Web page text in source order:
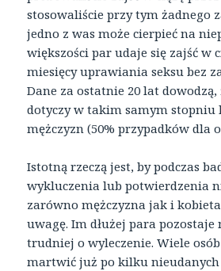
stosowaliście przy tym żadnego
jedno z was może cierpieć na
większości par udaje się zajść w
miesięcy uprawiania seksu bez
Dane za ostatnie 20 lat dowodzą,
dotyczy w takim samym stopniu
mężczyzn (50% przypadków dla
Istotną rzeczą jest, by podczas
wykluczenia lub potwierdzenia
zarówno mężczyzna jak i
uwagę. Im dłużej para pozostaje
trudniej o wyleczenie. Wiele
martwić już po kilku nieudanych